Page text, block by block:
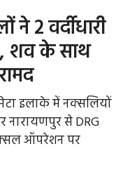
2 वर्दीधारी
शव के साथ
इलाके में नक्सलियों
नारायणपुर से DRG
ऑपरेशन पर